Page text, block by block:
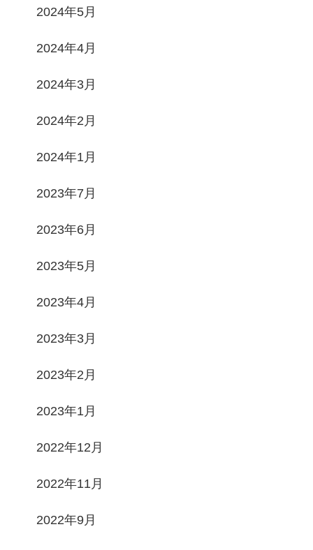
2024年5月
2024年4月
2024年3月
2024年2月
2024年1月
2023年7月
2023年6月
2023年5月
2023年4月
2023年3月
2023年2月
2023年1月
2022年12月
2022年11月
2022年9月